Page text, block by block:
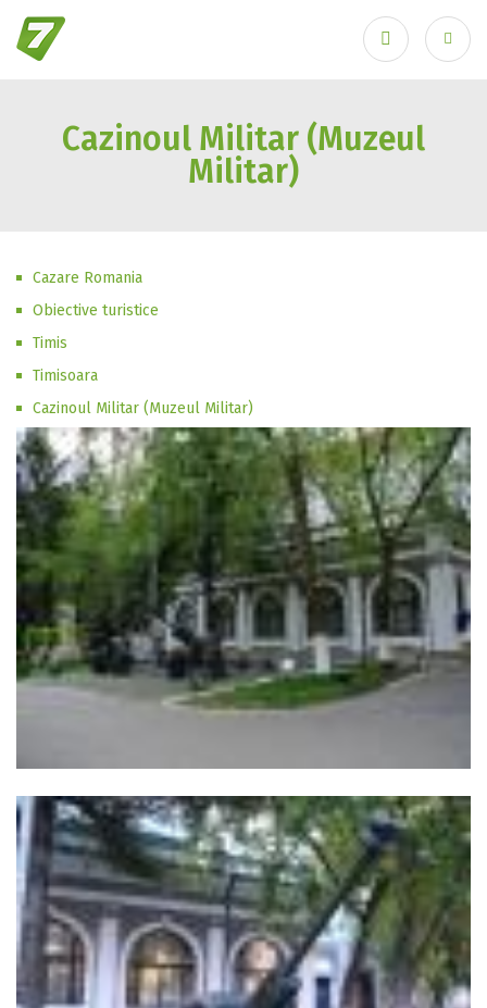
Ai uitat parola?
Cazinoul Militar (Muzeul
Militar)
Cazare Romania
Obiective turistice
Timis
Timisoara
Cazinoul Militar (Muzeul Militar)